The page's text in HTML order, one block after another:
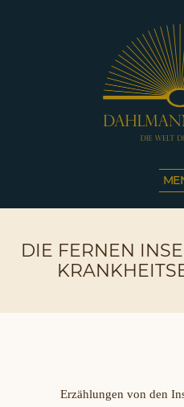
Die
der
Inseln
DIE FERNEN
Erzählungen von den